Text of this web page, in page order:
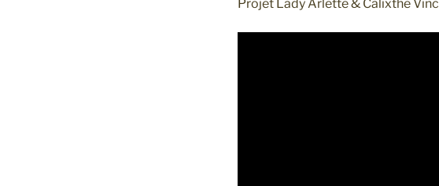
Projet Lady Arlette & Calixthe